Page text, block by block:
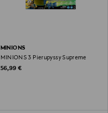
MINIONS
MINIONS 3 Pierupyssy Supreme
Original Price
56,99 €